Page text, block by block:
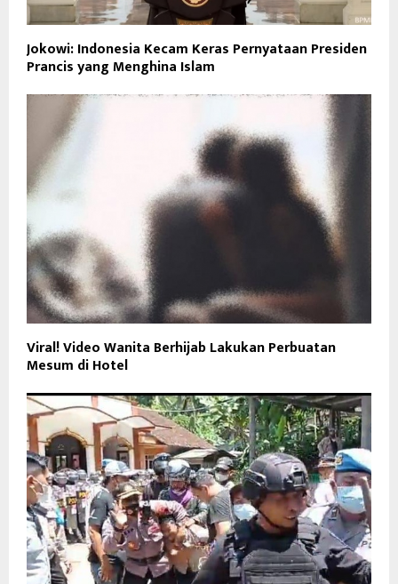
Jokowi: Indonesia Kecam Keras Pernyataan Presiden
Prancis yang Menghina Islam
Viral! Video Wanita Berhijab Lakukan Perbuatan
Mesum di Hotel